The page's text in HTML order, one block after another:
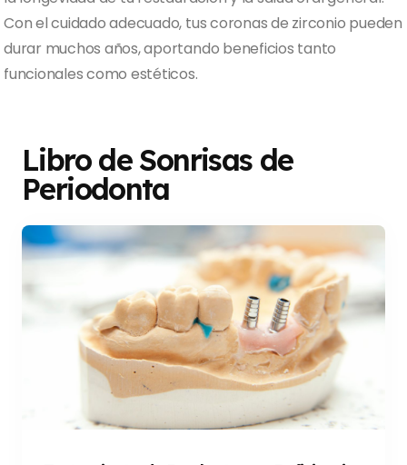
Con el cuidado adecuado, tus coronas de zirconio pueden
durar muchos años, aportando beneficios tanto
funcionales como estéticos.
Libro de Sonrisas de
Periodonta